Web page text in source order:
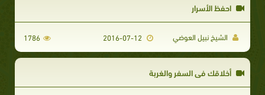
احفظ الأسرار
الشيخ نبيل العوضي 1786
أخلاقك في السفر والغربة